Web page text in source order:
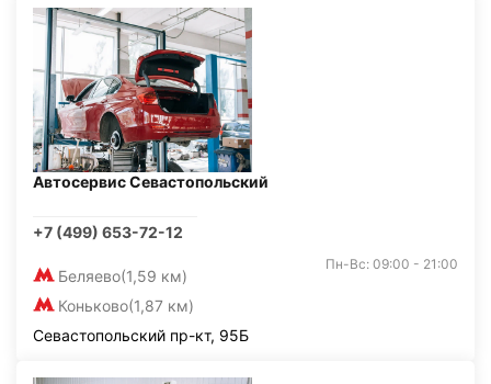
Автосервис Севастопольский
+7 (499) 653-72-12
Беляево(1,59 км)
Коньково(1,87 км)
Пн-Вс: 09:00 - 21:00
Севастопольский пр-кт, 95Б